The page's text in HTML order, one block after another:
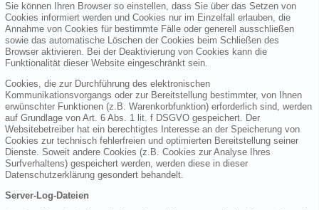
Sie können Ihren Browser so einstellen, dass Sie über das Setzen von
Cookies informiert werden und Cookies nur im Einzelfall erlauben, die
Annahme von Cookies für bestimmte Fälle oder generell ausschließen
sowie das automatische Löschen der Cookies beim Schließen des
Browser aktivieren. Bei der Deaktivierung von Cookies kann die
Funktionalität dieser Website eingeschränkt sein.
Cookies, die zur Durchführung des elektronischen
Kommunikationsvorgangs oder zur Bereitstellung bestimmter, von Ihnen
erwünschter Funktionen (z.B. Warenkorbfunktion) erforderlich sind, werden
auf Grundlage von Art. 6 Abs. 1 lit. f DSGVO gespeichert. Der
Websitebetreiber hat ein berechtigtes Interesse an der Speicherung von
Cookies zur technisch fehlerfreien und optimierten Bereitstellung seiner
Dienste. Soweit andere Cookies (z.B. Cookies zur Analyse Ihres
Surfverhaltens) gespeichert werden, werden diese in dieser
Datenschutzerklärung gesondert behandelt.
Server-Log-Dateien